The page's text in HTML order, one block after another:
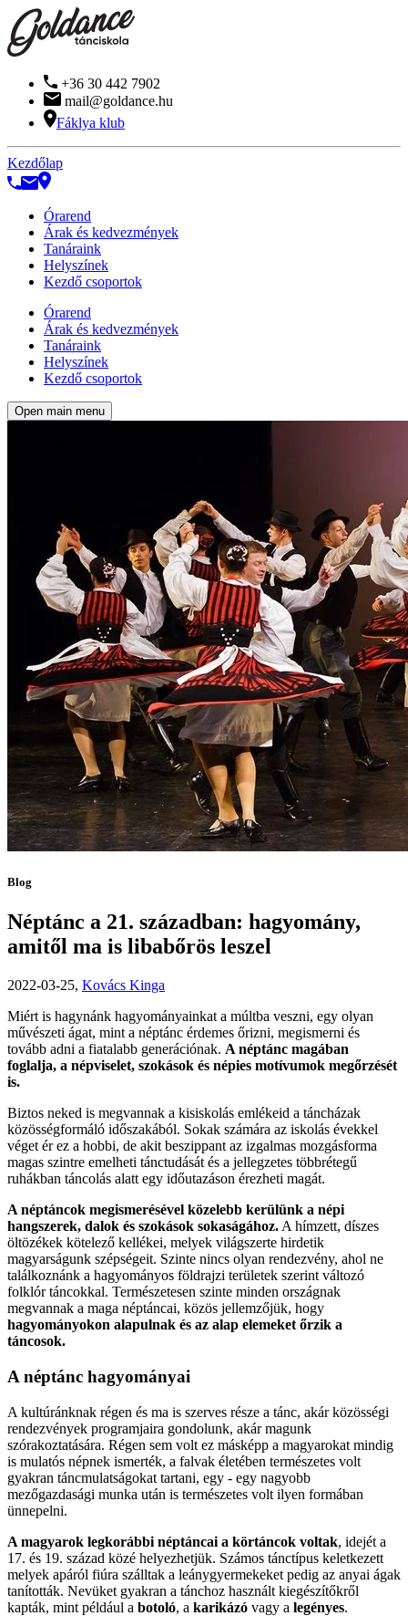
+36 30 442 7902
mail@goldance.hu
Fáklya klub
Kezdőlap
Órarend
Árak és kedvezmények
Tanáraink
Helyszínek
Kezdő csoportok
Órarend
Árak és kedvezmények
Tanáraink
Helyszínek
Kezdő csoportok
Open main menu
Blog
Néptánc a 21. században: hagyomány,
amitől ma is libabőrös leszel
2022-03-25, Kovács Kinga
Miért is hagynánk hagyományainkat a múltba veszni, egy olyan
művészeti ágat, mint a néptánc érdemes őrizni, megismerni és
tovább adni a fiatalabb generációnak. A néptánc magában
foglalja, a népviselet, szokások és népies motívumok megőrzését
is.
Biztos neked is megvannak a kisiskolás emlékeid a táncházak
közösségformáló időszakából. Sokak számára az iskolás évekkel
véget ér ez a hobbi, de akit beszippant az izgalmas mozgásforma
magas szintre emelheti tánctudását és a jellegzetes többrétegű
ruhákban táncolás alatt egy időutazáson érezheti magát.
A néptáncok megismerésével közelebb kerülünk a népi
hangszerek, dalok és szokások sokaságához. A hímzett, díszes
öltözékek kötelező kellékei, melyek világszerte hirdetik
magyarságunk szépségeit. Szinte nincs olyan rendezvény, ahol ne
találkoznánk a hagyományos földrajzi területek szerint változó
folklór táncokkal. Természetesen szinte minden országnak
megvannak a maga néptáncai, közös jellemzőjük, hogy
hagyományokon alapulnak és az alap elemeket őrzik a
táncosok.
A néptánc hagyományai
A kultúránknak régen és ma is szerves része a tánc, akár közösségi
rendezvények programjaira gondolunk, akár magunk
szórakoztatására. Régen sem volt ez másképp a magyarokat mindig
is mulatós népnek ismerték, a falvak életében természetes volt
gyakran táncmulatságokat tartani, egy - egy nagyobb
mezőgazdasági munka után is természetes volt ilyen formában
ünnepelni.
A magyarok legkorábbi néptáncai a körtáncok voltak, idejét a
17. és 19. század közé helyezhetjük. Számos tánctípus keletkezett
melyek apáról fiúra szálltak a leánygyermekeket pedig az anyai ágak
tanították. Nevüket gyakran a tánchoz használt kiegészítőkről
kapták, mint például a botoló, a karikázó vagy a legényes.